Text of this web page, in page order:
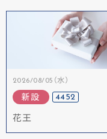
2026/08/05（水）
新設 4452
花王